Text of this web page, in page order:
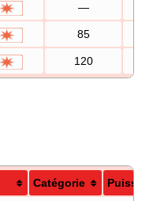
—
85
120
Catégorie